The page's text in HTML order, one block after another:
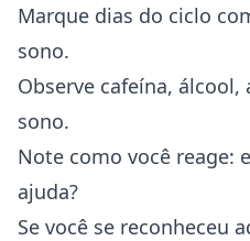
Marque dias do ciclo
sono.
Observe cafeína,
sono.
Note como você reage:
ajuda?
Se você se reconheceu